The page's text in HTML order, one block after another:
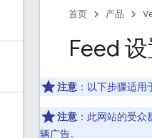
首页 产品
Feed
注意 ：以下步骤适用
注意 ：此网站的受
辆广告。